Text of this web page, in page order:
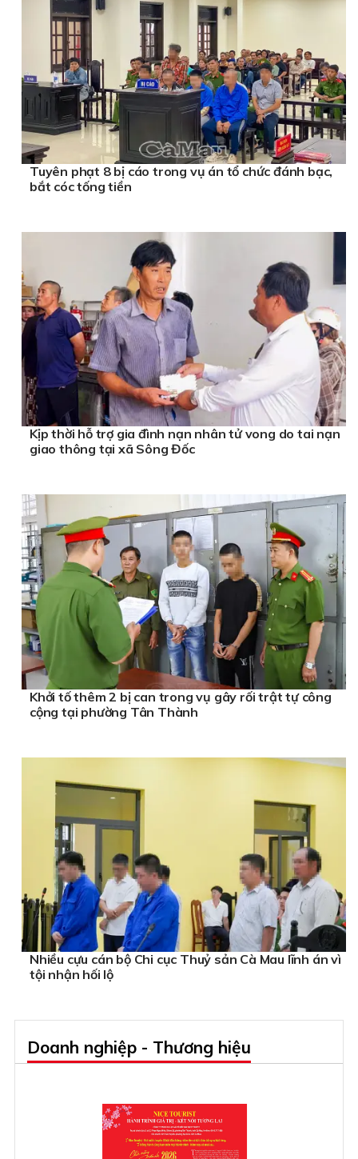
Tuyên phạt 8 bị cáo trong vụ án tổ chức đánh bạc,
bắt cóc tống tiền
Kịp thời hỗ trợ gia đình nạn nhân tử vong do tai nạn
giao thông tại xã Sông Đốc
Khởi tố thêm 2 bị can trong vụ gây rối trật tự công
cộng tại phường Tân Thành
Nhiều cựu cán bộ Chi cục Thuỷ sản Cà Mau lĩnh án vì
tội nhận hối lộ
Doanh nghiệp - Thương hiệu